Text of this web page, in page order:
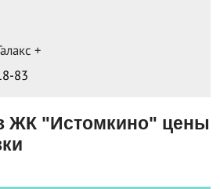
+
83
ЖК "Истомкино" цены